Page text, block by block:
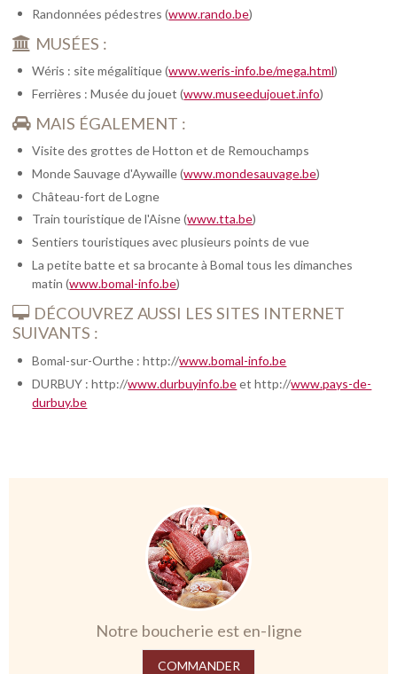
Randonnées pédestres (www.rando.be)
MUSÉES :
Wéris : site mégalitique (www.weris-info.be/mega.html)
Ferrières : Musée du jouet (www.museedujouet.info)
MAIS ÉGALEMENT :
Visite des grottes de Hotton et de Remouchamps
Monde Sauvage d'Aywaille (www.mondesauvage.be)
Château-fort de Logne
Train touristique de l'Aisne (www.tta.be)
Sentiers touristiques avec plusieurs points de vue
La petite batte et sa brocante à Bomal tous les dimanches
matin (www.bomal-info.be)
DÉCOUVREZ AUSSI LES SITES INTERNET
SUIVANTS :
Bomal-sur-Ourthe : http://www.bomal-info.be
DURBUY : http://www.durbuyinfo.beet http://www.pays-de-
durbuy.be
Notre boucherie est en-ligne
COMMANDER